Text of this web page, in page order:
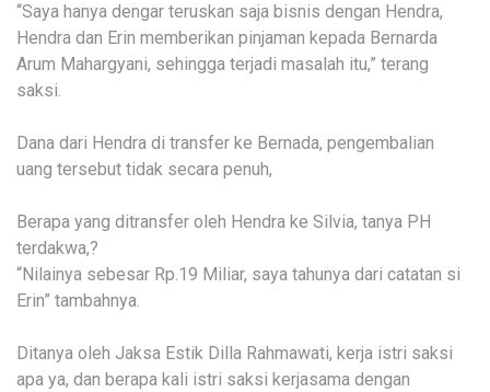
“Saya hanya dengar teruskan saja bisnis dengan Hendra,
Hendra dan Erin memberikan pinjaman kepada Bernarda
Arum Mahargyani, sehingga terjadi masalah itu,” terang
saksi.
Dana dari Hendra di transfer ke Bernada, pengembalian
uang tersebut tidak secara penuh,
Berapa yang ditransfer oleh Hendra ke Silvia, tanya PH
terdakwa,?
“Nilainya sebesar Rp.19 Miliar, saya tahunya dari catatan si
Erin” tambahnya.
Ditanya oleh Jaksa Estik Dilla Rahmawati, kerja istri saksi
apa ya, dan berapa kali istri saksi kerjasama dengan